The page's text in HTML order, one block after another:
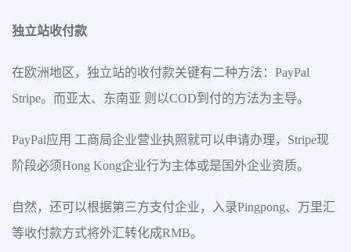
独立站收付款
在欧洲地区，独立站的收付款关键有二种方法：PayPal
Stripe。而亚太、东南亚 则以COD到付的方法为主导。
PayPal应用 工商局企业营业执照就可以申请办理，Stripe现
阶段必须Hong Kong企业行为主体或是国外企业资质。
自然，还可以根据第三方支付企业，入录Pingpong、万里汇
等收付款方式将外汇转化成RMB。